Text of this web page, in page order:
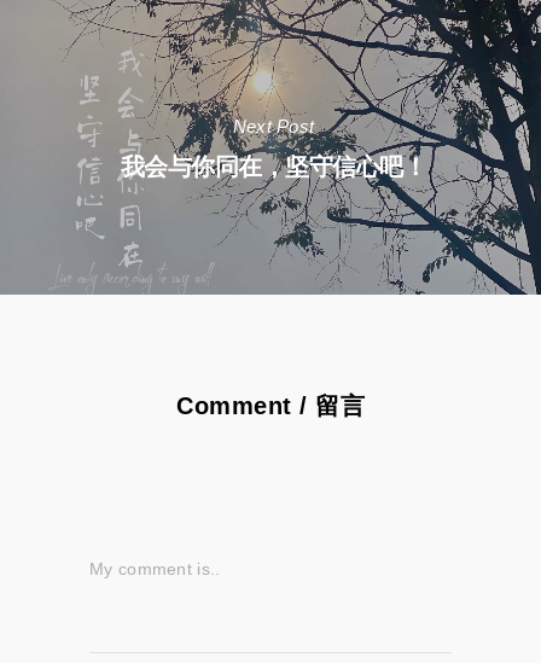
Next Post
我会与你同在，坚守信心吧！
Comment / 留言
My comment is..